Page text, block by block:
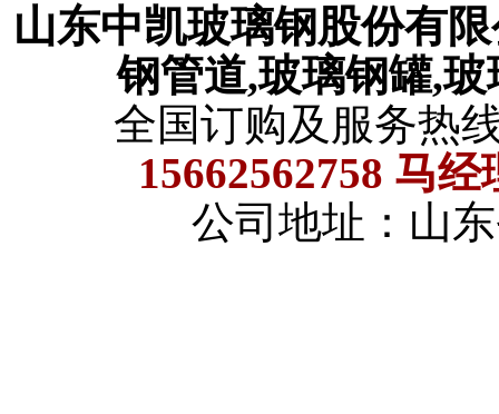
山东中凯玻璃钢股份有
钢管道,玻璃钢罐,
全国订购及服务热
15662562758 马
公司地址：山